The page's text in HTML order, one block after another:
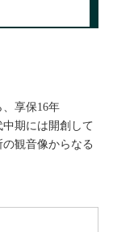
享保16年
中期には開創して
観音像からなる